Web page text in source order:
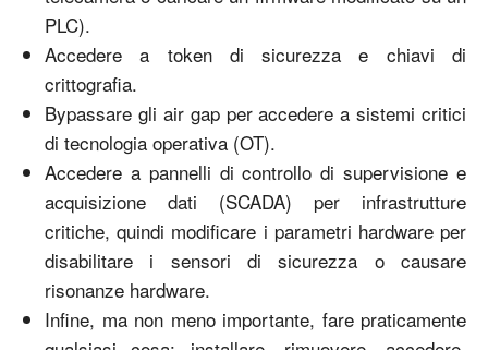
PLC).
Accedere a token di sicurezza e chiavi di
crittografia.
Bypassare gli air gap per accedere a sistemi critici
di tecnologia operativa (OT).
Accedere a pannelli di controllo di supervisione e
acquisizione dati (SCADA) per infrastrutture
critiche, quindi modificare i parametri hardware per
disabilitare i sensori di sicurezza o causare
risonanze hardware.
Infine, ma non meno importante, fare praticamente